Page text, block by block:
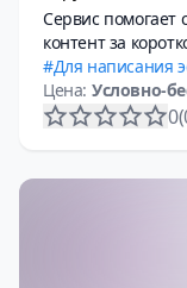
Сервис помогает
контент за
Для написания
Цена: Условно-
0